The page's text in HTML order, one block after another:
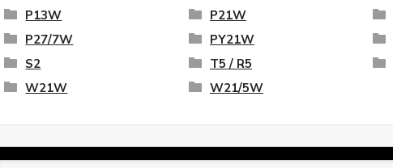
P13W P21W
P27/7W PY21W
S2 T5 / R5
W21W W21/5W